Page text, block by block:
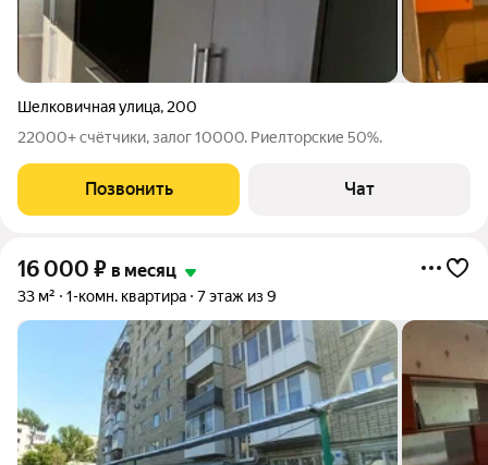
Шелковичная улица, 200
22000+ счётчики, залог 10000. Риелторские 50%.
Позвонить Чат
16 000 ₽ в месяц
33 м² 1-комн. квартира 7 этаж из 9